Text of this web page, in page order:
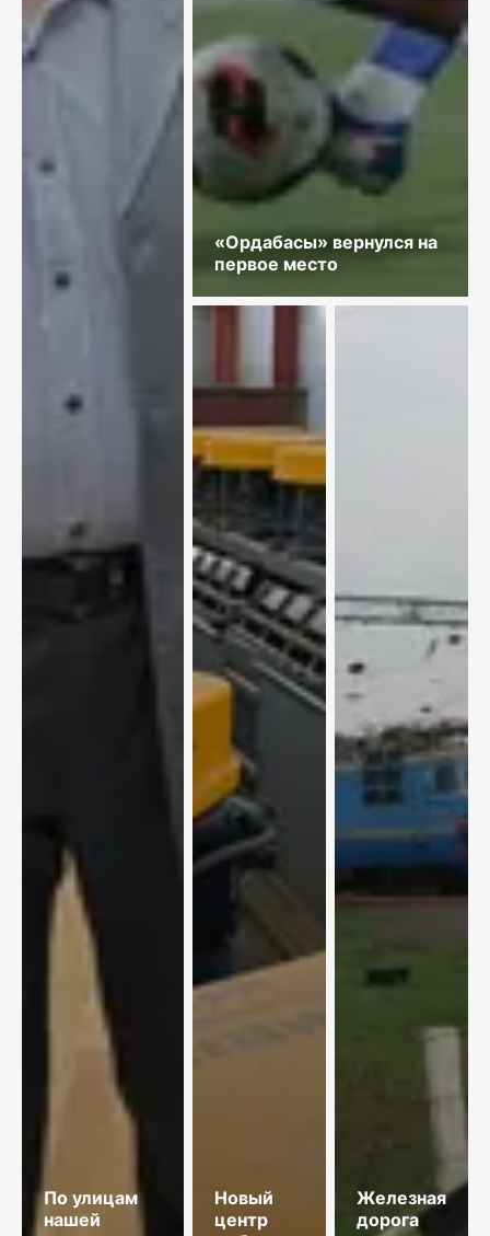
По улицам
нашей
«Ордабасы» вернулся на
первое место
Новый
центр
Железная
дорога